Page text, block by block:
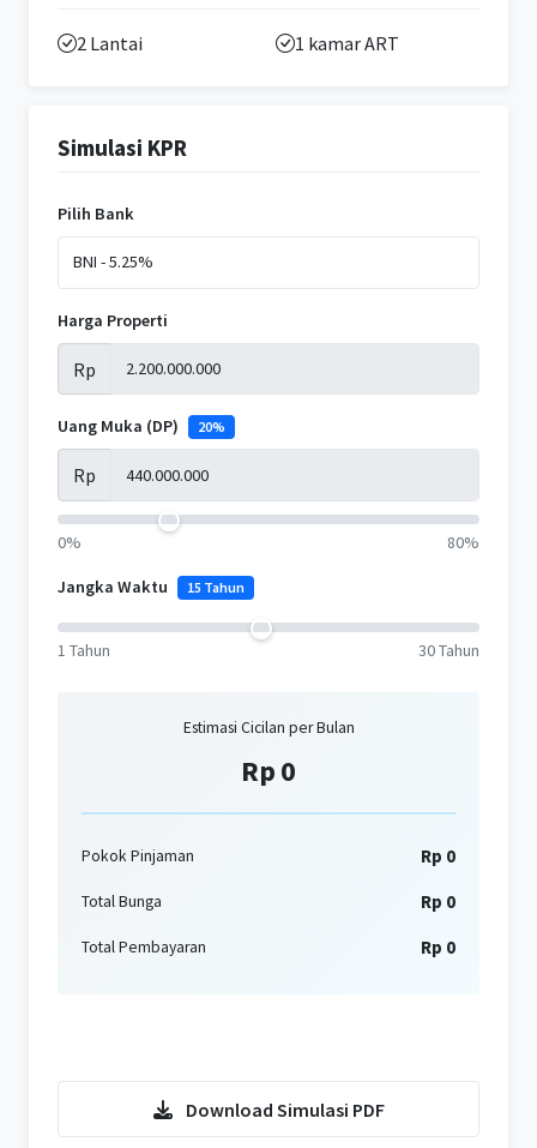
2 Lantai 1 kamar ART
Simulasi KPR
Pilih Bank
Harga Properti
Rp
Uang Muka (DP) 20%
Rp
0% 80%
Jangka Waktu 15 Tahun
1 Tahun 30 Tahun
Estimasi Cicilan per Bulan
Rp 0
Pokok Pinjaman Rp 0
Total Bunga Rp 0
Total Pembayaran Rp 0
Download Simulasi PDF